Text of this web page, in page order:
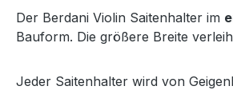
Der Berdani Violin Saitenhalter im
Bauform. Die größere Breite
Jeder Saitenhalter wird von